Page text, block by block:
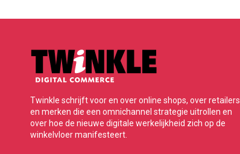
Twinkle schrijft voor en over online shops, over retailers
en merken die een omnichannel strategie uitrollen en
over hoe de nieuwe digitale werkelijkheid zich op de
winkelvloer manifesteert.